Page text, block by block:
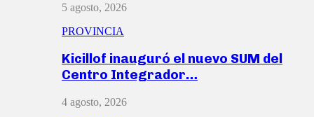
5 agosto, 2026
PROVINCIA
Kicillof inauguró el nuevo SUM del
Centro Integrador…
4 agosto, 2026